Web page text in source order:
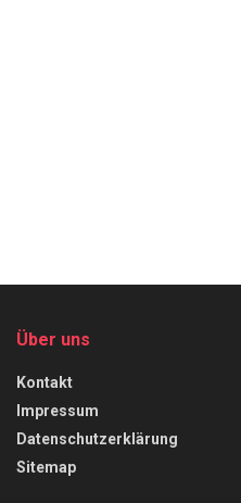
Über uns
Kontakt
Impressum
Datenschutzerklärung
Sitemap